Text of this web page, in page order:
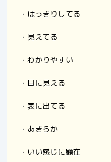
・はっきりしてる
・見えてる
・わかりやすい
・目に見える
・表に出てる
・あきらか
・いい感じに顕在